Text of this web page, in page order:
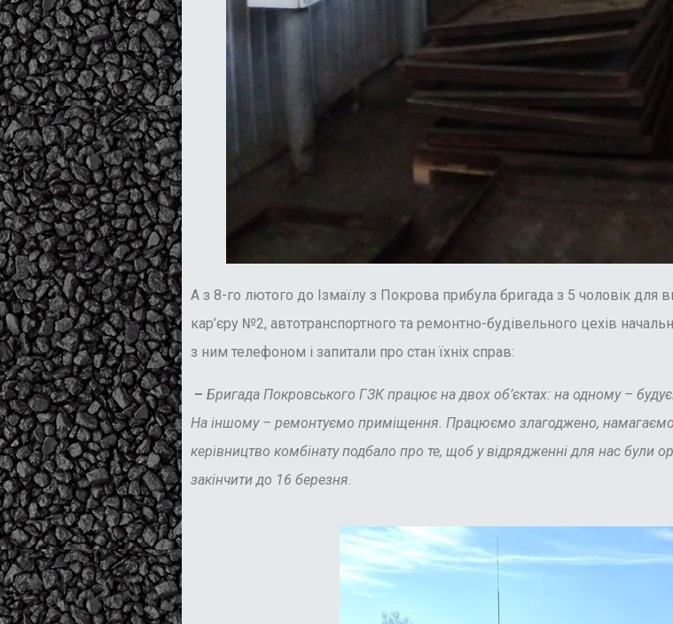
А з 8-го лютого до Ізмаїлу з Покрова прибула бригада з 5 чоловік
кар’єру №2, автотранспортного та ремонтно-будівельного цехів
з ним телефоном і запитали про стан їхніх справ:
–Бригада Покровського ГЗК працює на двох об’єктах: на одному –
На іншому – ремонтуємо приміщення. Працюємо злагоджено,
керівництво комбінату подбало про те, щоб у відрядженні для нас
закінчити до 16 березня.